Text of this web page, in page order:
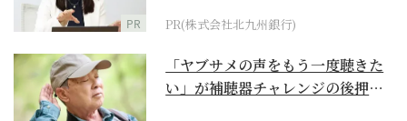
PR PR(株式会社北九州銀行)
「ヤブサメの声をもう一度聴きた
い」が補聴器チャレンジの後押し